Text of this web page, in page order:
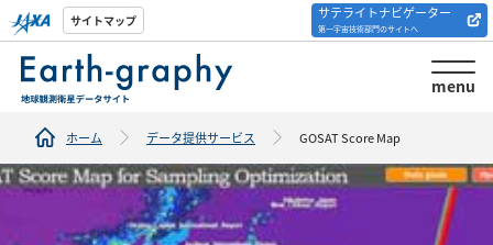
サイトマップ サテライトナビゲーター
第一宇宙技術部門のサイトへ
menu
解析ツール/サイトの
紹介
ホーム データ提供サービス GOSAT Score Map